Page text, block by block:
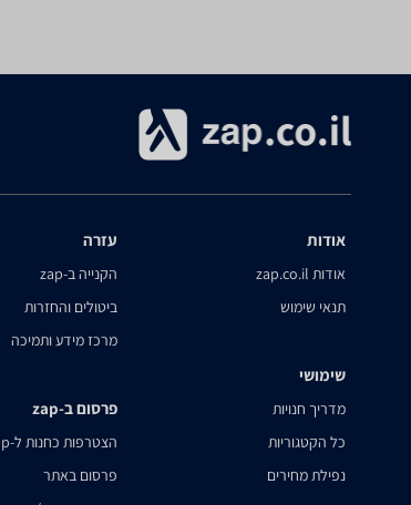
אודות
אודות zap.co.il
תנאי שימוש
שימושי
מדריך חנויות
כל הקטגוריות
נפילת מחירים
עזרה
הקנייה ב-zap
ביטולים והחזרות
מרכז מידע ותמיכה
פרסום ב-zap
הצטרפות כחנות ל-zap
פרסום באתר